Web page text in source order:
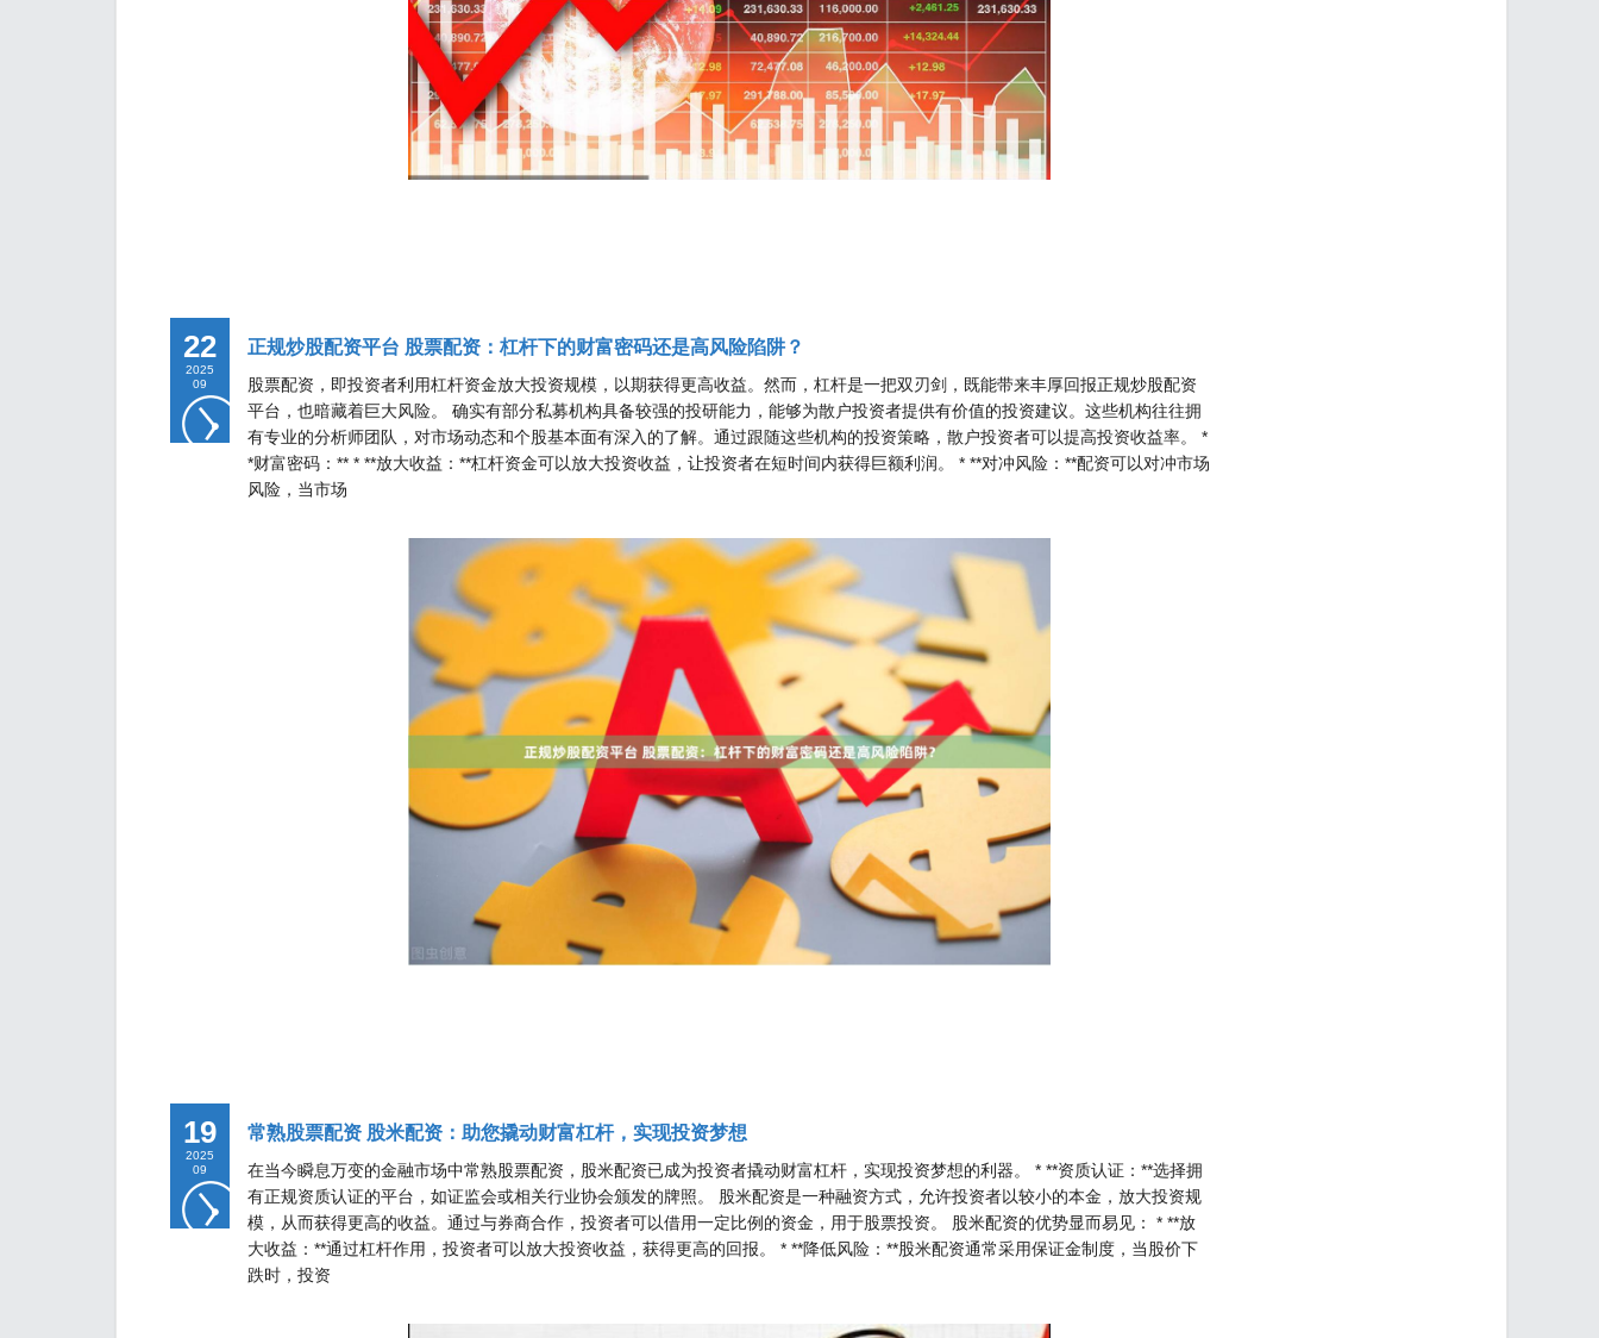
22
2025
09
正规炒股配资平台 股票配资：杠杆下的财富密码还是高风险陷阱？
股票配资，即投资者利用杠杆资金放大投资规模，以期获得更高收益。然而，杠杆是一把双刃剑，既能带来丰厚回报正规炒股配资
平台，也暗藏着巨大风险。 确实有部分私募机构具备较强的投研能力，能够为散户投资者提供有价值的投资建议。这些机构往往拥
有专业的分析师团队，对市场动态和个股基本面有深入的了解。通过跟随这些机构的投资策略，散户投资者可以提高投资收益率。 *
*财富密码：** * **放大收益：**杠杆资金可以放大投资收益，让投资者在短时间内获得巨额利润。 * **对冲风险：**配资可以对冲市场
风险，当市场
19
2025
09
常熟股票配资 股米配资：助您撬动财富杠杆，实现投资梦想
在当今瞬息万变的金融市场中常熟股票配资，股米配资已成为投资者撬动财富杠杆，实现投资梦想的利器。 * **资质认证：**选择拥
有正规资质认证的平台，如证监会或相关行业协会颁发的牌照。 股米配资是一种融资方式，允许投资者以较小的本金，放大投资规
模，从而获得更高的收益。通过与券商合作，投资者可以借用一定比例的资金，用于股票投资。 股米配资的优势显而易见： * **放
大收益：**通过杠杆作用，投资者可以放大投资收益，获得更高的回报。 * **降低风险：**股米配资通常采用保证金制度，当股价下
跌时，投资